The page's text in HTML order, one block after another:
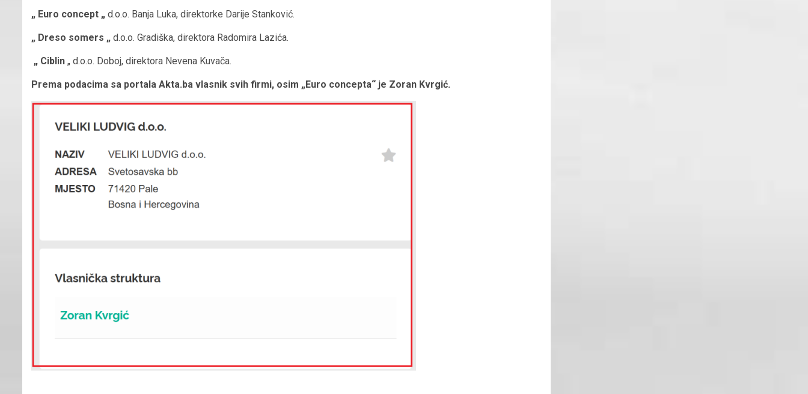
„ Euro concept „ d.o.o. Banja Luka, direktorke Darije Stanković.
„ Dreso somers „ d.o.o. Gradiška, direktora Radomira Lazića.
„ Ciblin „ d.o.o. Doboj, direktora Nevena Kuvača.
Prema podacima sa portala Akta.ba vlasnik svih firmi, osim „Euro concepta“ je Zoran Kvrgić.